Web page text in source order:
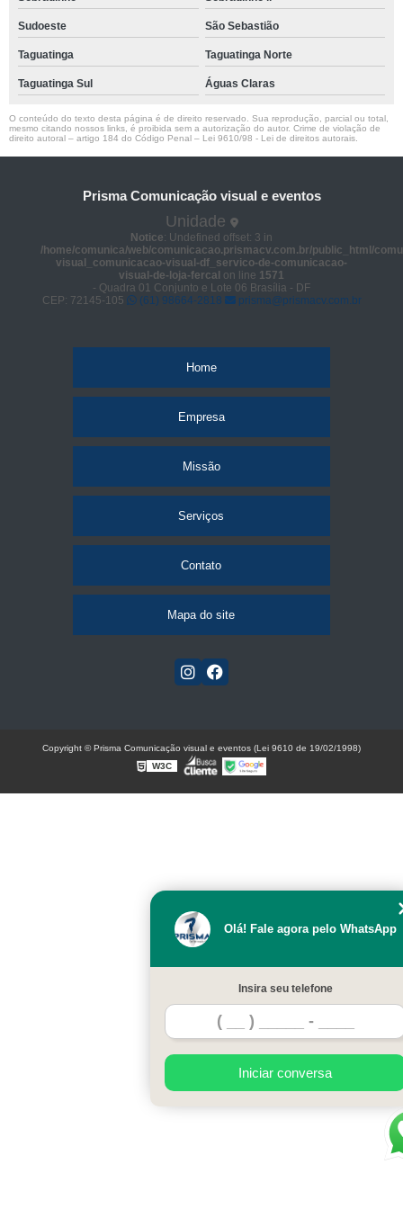
Sudoeste São Sebastião
Taguatinga Taguatinga Norte
Taguatinga Sul Águas Claras
O conteúdo do texto desta página é de direito reservado. Sua reprodução, parcial ou total,
mesmo citando nossos links, é proibida sem a autorização do autor. Crime de violação de
direito autoral – artigo 184 do Código Penal – Lei 9610/98 - Lei de direitos autorais
Prisma Comunicação visual e eventos
Unidade
Notice: Undefined offset: 3 in
/home/comunica/web/comunicacao.prismacv.com.br/public_html/
visual_comunicacao-visual-df_servico-de-comunicacao-
visual-de-loja-fercal on line 1571
- Quadra 01 Conjunto e Lote 06 Brasília - DF
CEP: 72145-105
(61) 98664-2818 prisma@prismacv.com.br
Home
Empresa
Missão
Serviços
Contato
Mapa do site
Olá! Fale agora pelo WhatsApp
Insira seu telefone
Iniciar conversa
Copyright © Prisma Comunicação visual e eventos (Lei 9610 de 19/02/1998)
W3C